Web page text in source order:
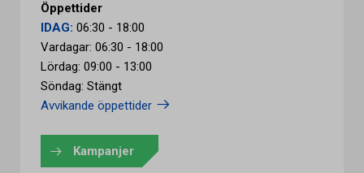
Öppettider
IDAG: 06:30 - 18:00
Vardagar: 06:30 - 18:00
Lördag: 09:00 - 13:00
Söndag: Stängt
Avvikande öppettider
Kampanjer